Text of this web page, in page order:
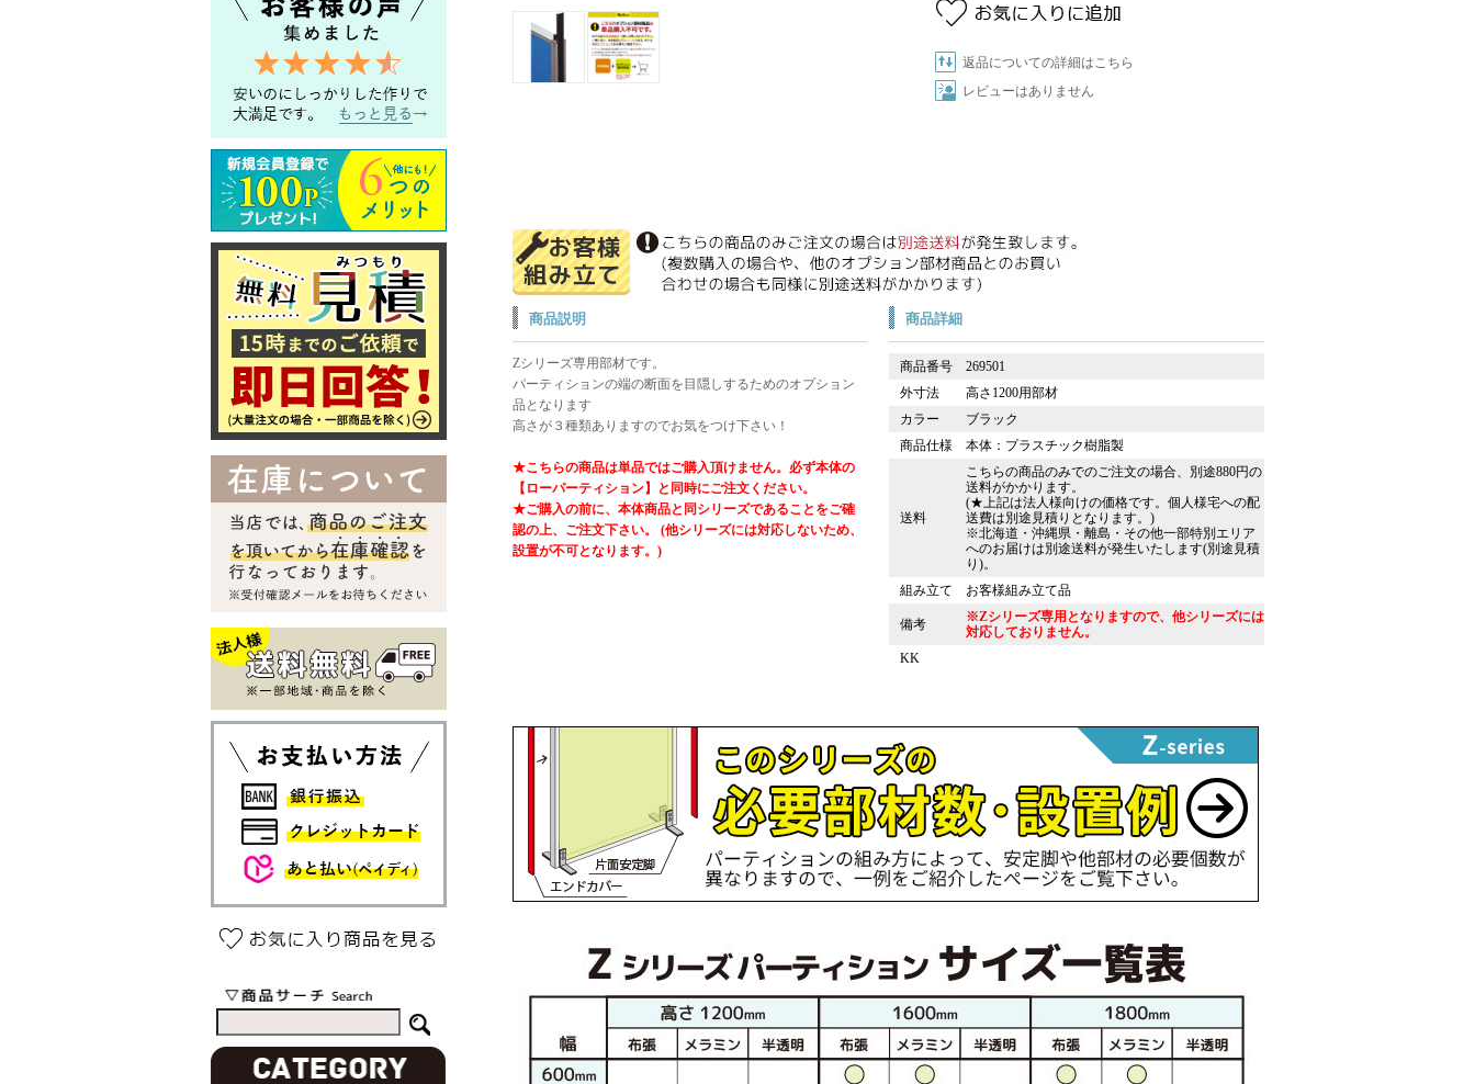
返品についての詳細はこちら
レビューはありません
商品説明
Zシリーズ専用部材です。
パーティションの端の断面を目隠しするためのオプション
品となります
高さが３種類ありますのでお気をつけ下さい！
★こちらの商品は単品ではご購入頂けません。必ず本体の
【ローパーティション】と同時にご注文ください。
★ご購入の前に、本体商品と同シリーズであることをご確
認の上、ご注文下さい。 (他シリーズには対応しないため、
設置が不可となります。)
商品詳細
商品番号
269501
外寸法
高さ1200用部材
カラー
ブラック
商品仕様
本体：プラスチック樹脂製
送料
こちらの商品のみでのご注文の場合、別途880円の
送料がかかります。
(★上記は法人様向けの価格です。個人様宅への配
送費は別途見積りとなります。)
※北海道・沖縄県・離島・その他一部特別エリア
へのお届けは別途送料が発生いたします(別途見積
り)。
組み立て
お客様組み立て品
備考
※Zシリーズ専用となりますので、他シリーズには
対応しておりません。
KK